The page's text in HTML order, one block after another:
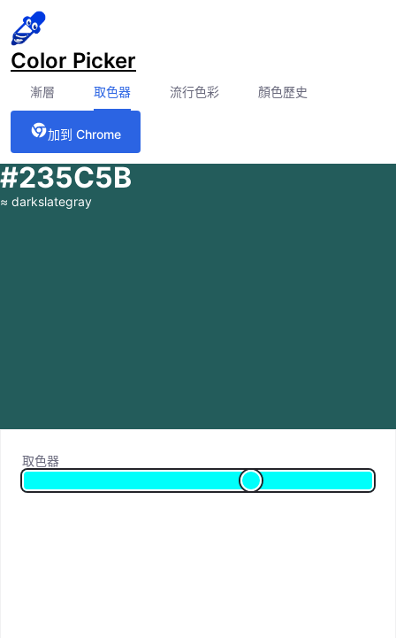
Color Picker
漸層 取色器 流行色彩 顏色歷史
加到 Chrome
#235C5B
≈ darkslategray
取色器